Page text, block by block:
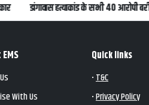
डांगावास हत्याकांड के सभी 40 आरोपी
With Us
Quick links
•T&C
•Privacy Policy